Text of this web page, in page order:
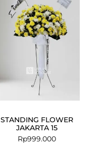
STANDING FLOWER
JAKARTA 15
Rp999.000